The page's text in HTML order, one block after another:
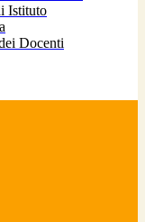
Istituto
Docenti